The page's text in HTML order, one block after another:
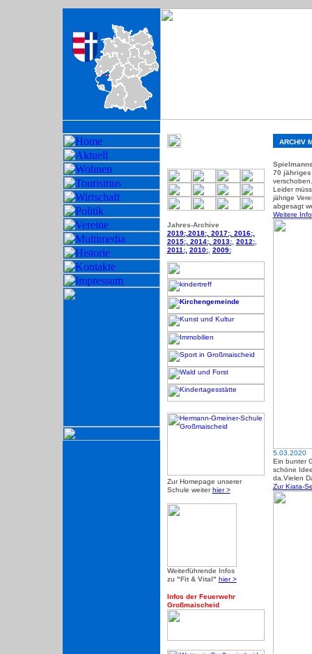
Jahres-Archive
2019:, 2018:, 2017:, 2016:,
2015:, 2014:, 2013:, 2012:,
2011 :, 2010:, 2009:
Zur Homepage unserer
Schule weiterhier >
Weiterführende Infos
zu "Fit & Vital" hier >
Infos der Feuerwehr
Großmaischeid
ARCHIV
70
verschoben.
Leider
jährige
abgesagt
Weitere
5.03.2020
Ein bunter
schöne
da.Vielen
Zur Kiata-